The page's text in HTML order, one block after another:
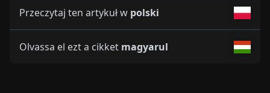
Przeczytaj ten artykuł w polski
Olvassa el ezt a cikket magyarul